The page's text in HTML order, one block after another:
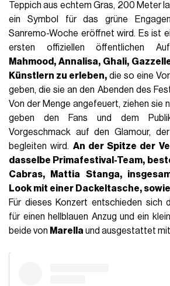
Teppich aus echtem Gras, 200 Meter
ein Symbol für das grüne
Sanremo-Woche eröffnet wird. Es ist
ersten offiziellen öffentlichen
Mahmood, Annalisa, Ghali,
Künstlern zu erleben, die so eine
geben, die sie an den Abenden des
Von der Menge angefeuert, ziehen sie
geben den Fans und dem
Vorgeschmack auf den Glamour,
begleiten wird. An der Spitze der
dasselbe Primafestival-Team,
Cabras,
Mattia Stanga,
Look mit einer Dackeltasche,
Für dieses Konzert entschieden sich
für einen hellblauen Anzug und ein
beide von Marella und ausgestattet